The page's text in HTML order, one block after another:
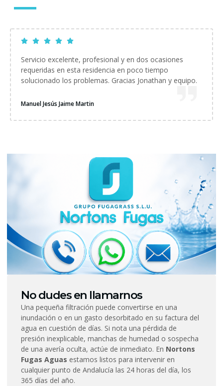
Servicio excelente, profesional y en dos ocasiones
requeridas en esta residencia en poco tiempo
solucionado los problemas. Gracias Jonathan y equipo.
Manuel Jesús Jaime Martin
No dudes en llamarnos
Una pequeña filtración puede convertirse en una
inundación o en un gasto desorbitado en su factura del
agua en cuestión de días. Si nota una pérdida de
presión inexplicable, manchas de humedad o sospecha
de una avería oculta, actúe de inmediato. En Nortons
Fugas Aguas estamos listos para intervenir en
cualquier punto de Andalucía las 24 horas del día, los
365 días del año.